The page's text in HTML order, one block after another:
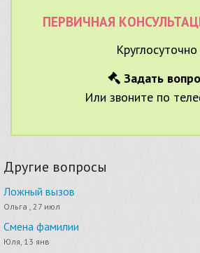
ПЕРВИЧНАЯ
Круглосуточно
Задать
Или звоните по
Другие вопросы
Ложный вызов
Ольга , 27 июл
Смена фамилии
Юля, 13 янв